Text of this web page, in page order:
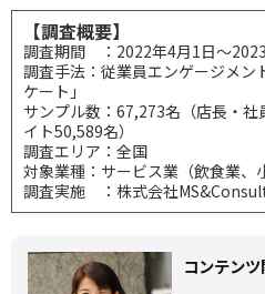
【調査概要】
調査期間 ：2022年4月1日～
調査手法：従業員エンゲージメ
ケート」
サンプル数：67,273名（店長・
イト50,589名）
調査エリア：全国
対象業種：サービス業（飲食業、
調査実施 ：株式会社
コンテン